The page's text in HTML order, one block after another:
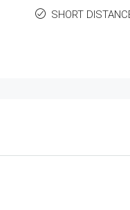
SHORT